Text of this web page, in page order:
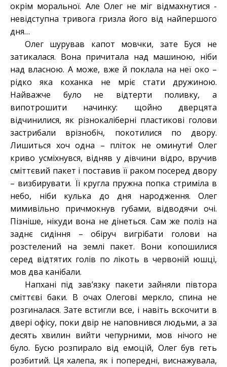
окрім моральної. Але Олег не міг відмахнутися -
невідступна тривога гризла його від найпершого
дня…
Олег шурував капот мовчки, зате Буся не
затикалася. Вона причитала над машиною, ніби
над власною. А може, вже й поклала на неї око –
рідко яка коханка не мріє стати дружиною.
Найважче було не відтерти поливку, а
випотрошити начинку: щойно дверцята
відчинилися, як різнокаліберні пластикові голови
застрибали врізнобіч, покотилися по двору.
Лишиться хоч одна – пліток не оминути! Олег
криво усміхнувся, відняв у дівчини відро, вручив
сміттєвий пакет і поставив її раком посеред двору
– визбирувати. Її кругла пружна попка стриміла в
небо, ніби кулька до дня народження. Олег
мимивільно причмокнув губами, відводячи очі.
Пізніше, нікуди вона не дінеться. Сам же поліз на
заднє сидіння – обіруч вигрібати голови на
розстелений на землі пакет. Вони копошилися
серед відтятих голів по лікоть в червоній юшці,
мов два канібали.
Напхані під зав’язку пакети зайняли півтора
сміттєві баки. В очах Олегові меркло, спина не
розгиналася. Зате встигли все, і навіть вскочити в
двері офісу, поки двір не наповнився людьми, а за
десять хвилин вийти чепурними, мов нічого не
було. Бусю розпирало від емоцій, Олег був геть
розбитий. Ця халепа, як і попередні, виснажувала,